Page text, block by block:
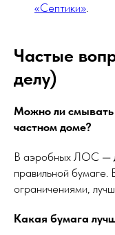
«Септики».
Частые
делу)
Можно ли смывать
частном доме?
В аэробных ЛОС —
правильной бумаге.
ограничениями,
Какая бумага